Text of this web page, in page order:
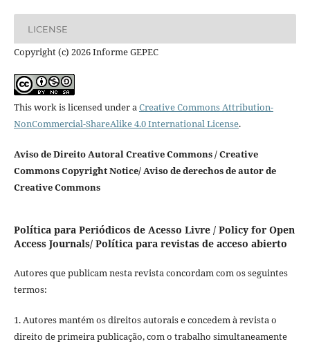
LICENSE
Copyright (c) 2026 Informe GEPEC
This work is licensed under aCreative Commons Attribution-
NonCommercial-ShareAlike 4.0 International License.
Aviso de Direito Autoral Creative Commons / Creative
Commons Copyright Notice/ Aviso de derechos de autor de
Creative Commons
Política para Periódicos de Acesso Livre / Policy for Open
Access Journals/ Política para revistas de acceso abierto
Autores que publicam nesta revista concordam com os seguintes
termos:
1. Autores mantém os direitos autorais e concedem à revista o
direito de primeira publicação, com o trabalho simultaneamente